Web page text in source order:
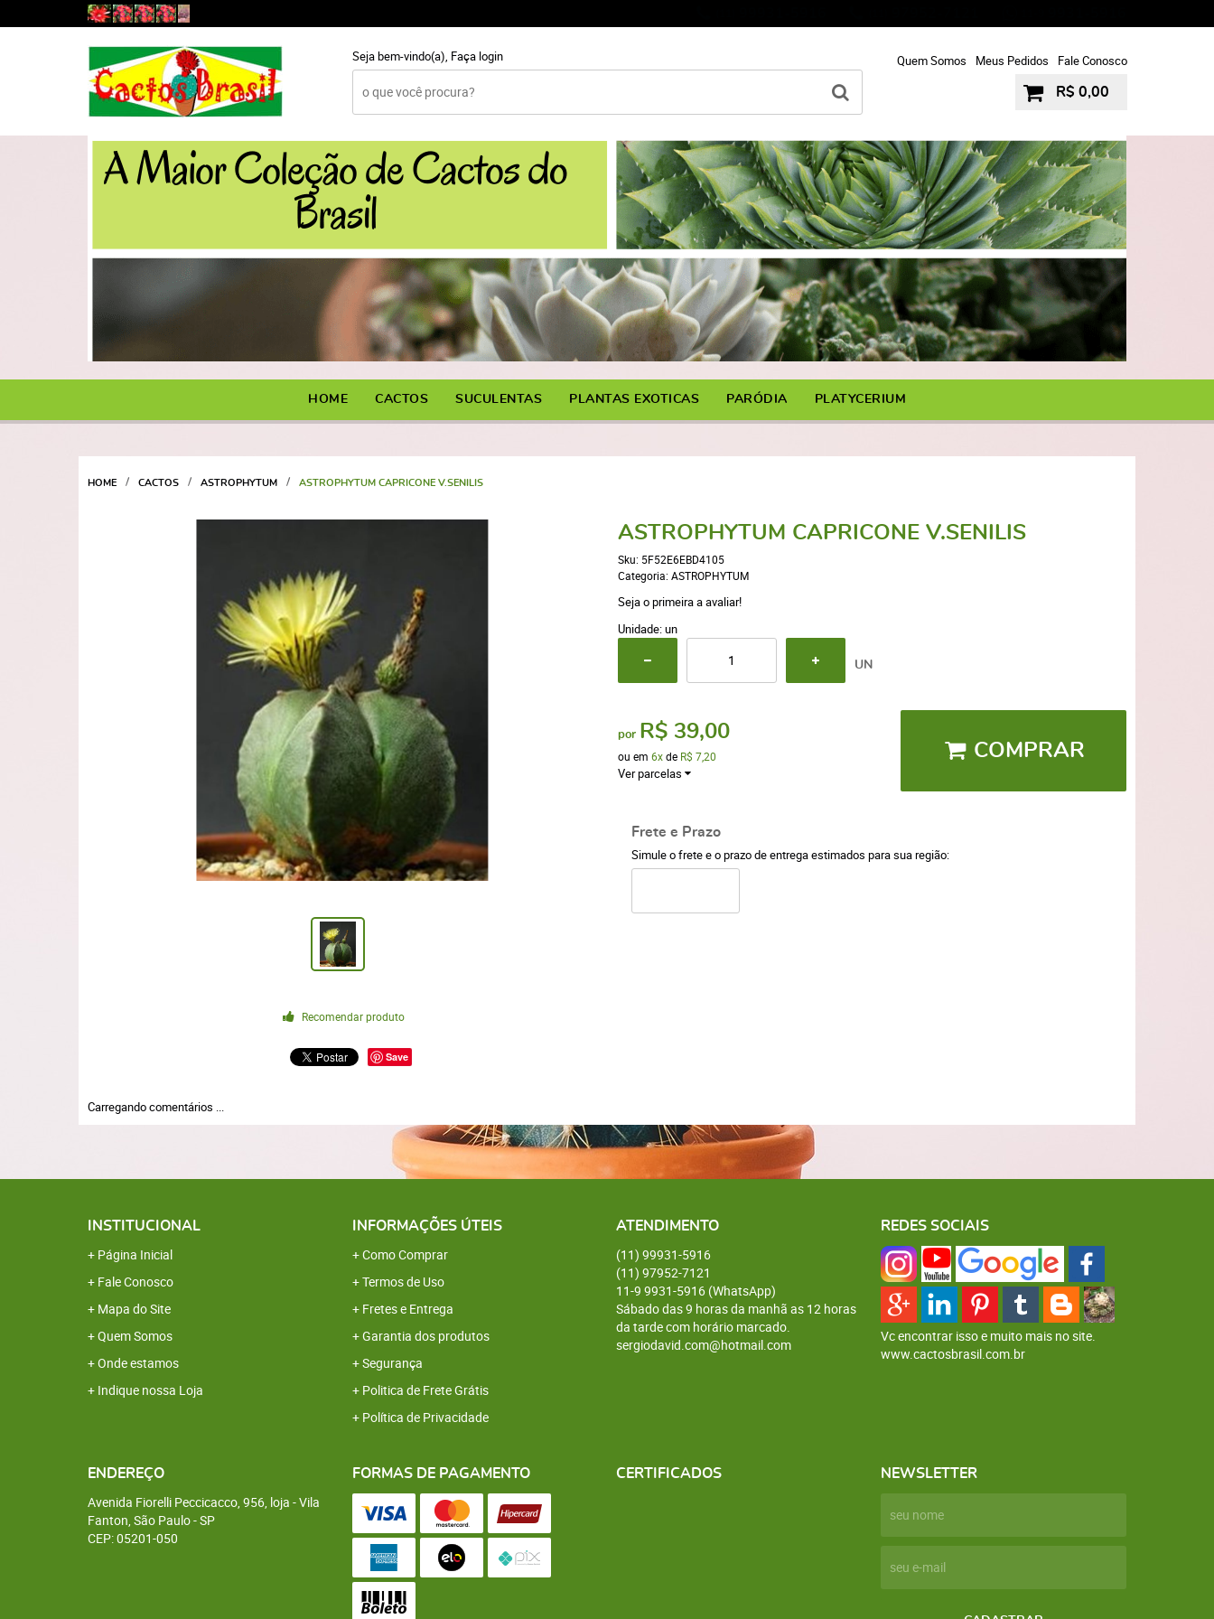
Seja bem-vindo(a), Faça login Quem Somos Meus Pedidos Fale Conosco
R$ 0,00
HOME CACTOS SUCULENTAS PLANTAS EXOTICAS PARÓDIA PLATYCERIUM
HOME CACTOS ASTROPHYTUM ASTROPHYTUM CAPRICONE V.SENILIS
Recomendar produto
Save
ASTROPHYTUM CAPRICONE V.SENILIS
Sku: 5F52E6EBD4105
Categoria: ASTROPHYTUM
Seja o primeira a avaliar!
Unidade: un
UN
por R$ 39,00
ou em 6xde R$ 7,20
Ver parcelas
COMPRAR
Frete e Prazo
Simule o frete e o prazo de entrega estimados para sua região:
Carregando comentários ...
INSTITUCIONAL
Página Inicial
Fale Conosco
Mapa do Site
Quem Somos
Onde estamos
Indique nossa Loja
INFORMAÇÕES ÚTEIS
Como Comprar
Termos de Uso
Fretes e Entrega
Garantia dos produtos
Segurança
Politica de Frete Grátis
Política de Privacidade
ATENDIMENTO
(11) 99931-5916
(11) 97952-7121
11-9 9931-5916 (WhatsApp)
Sábado das 9 horas da manhã as 12 horas
da tarde com horário marcado.
sergiodavid.com@hotmail.com
REDES SOCIAIS
Vc encontrar isso e muito mais no site.
www.cactosbrasil.com.br
ENDEREÇO
Avenida Fiorelli Peccicacco, 956, loja -Vila
Fanton, São Paulo-SP
CEP: 05201-050
FORMAS DE PAGAMENTO CERTIFICADOS NEWSLETTER